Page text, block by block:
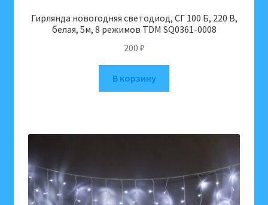
Гирлянда новогодняя светодиод, СГ 100 Б, 220 В,
белая, 5м, 8 режимов TDM SQ0361-0008
200 ₽
В корзину